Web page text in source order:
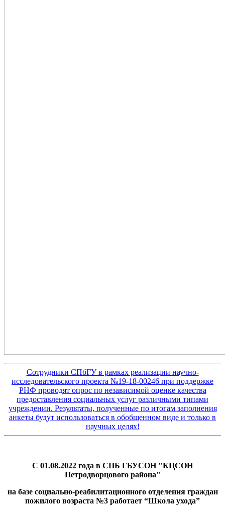
Сотрудники СПбГУ в рамках реализации научно-
исследовательского проекта №19-18-00246 при поддержке
РНФ проводят опрос по независимой оценке качества
предоставления социальных услуг различными типами
учреждении. Результаты, полученные по итогам заполнения
анкеты будут использоваться в обобщенном виде и только в
научных целях!
С 01.08.2022 года в СПБ ГБУСОН "КЦСОН
Петродворцового района"
на базе социально-реабилитационного отделения граждан
пожилого возраста №3 работает “Школа ухода”